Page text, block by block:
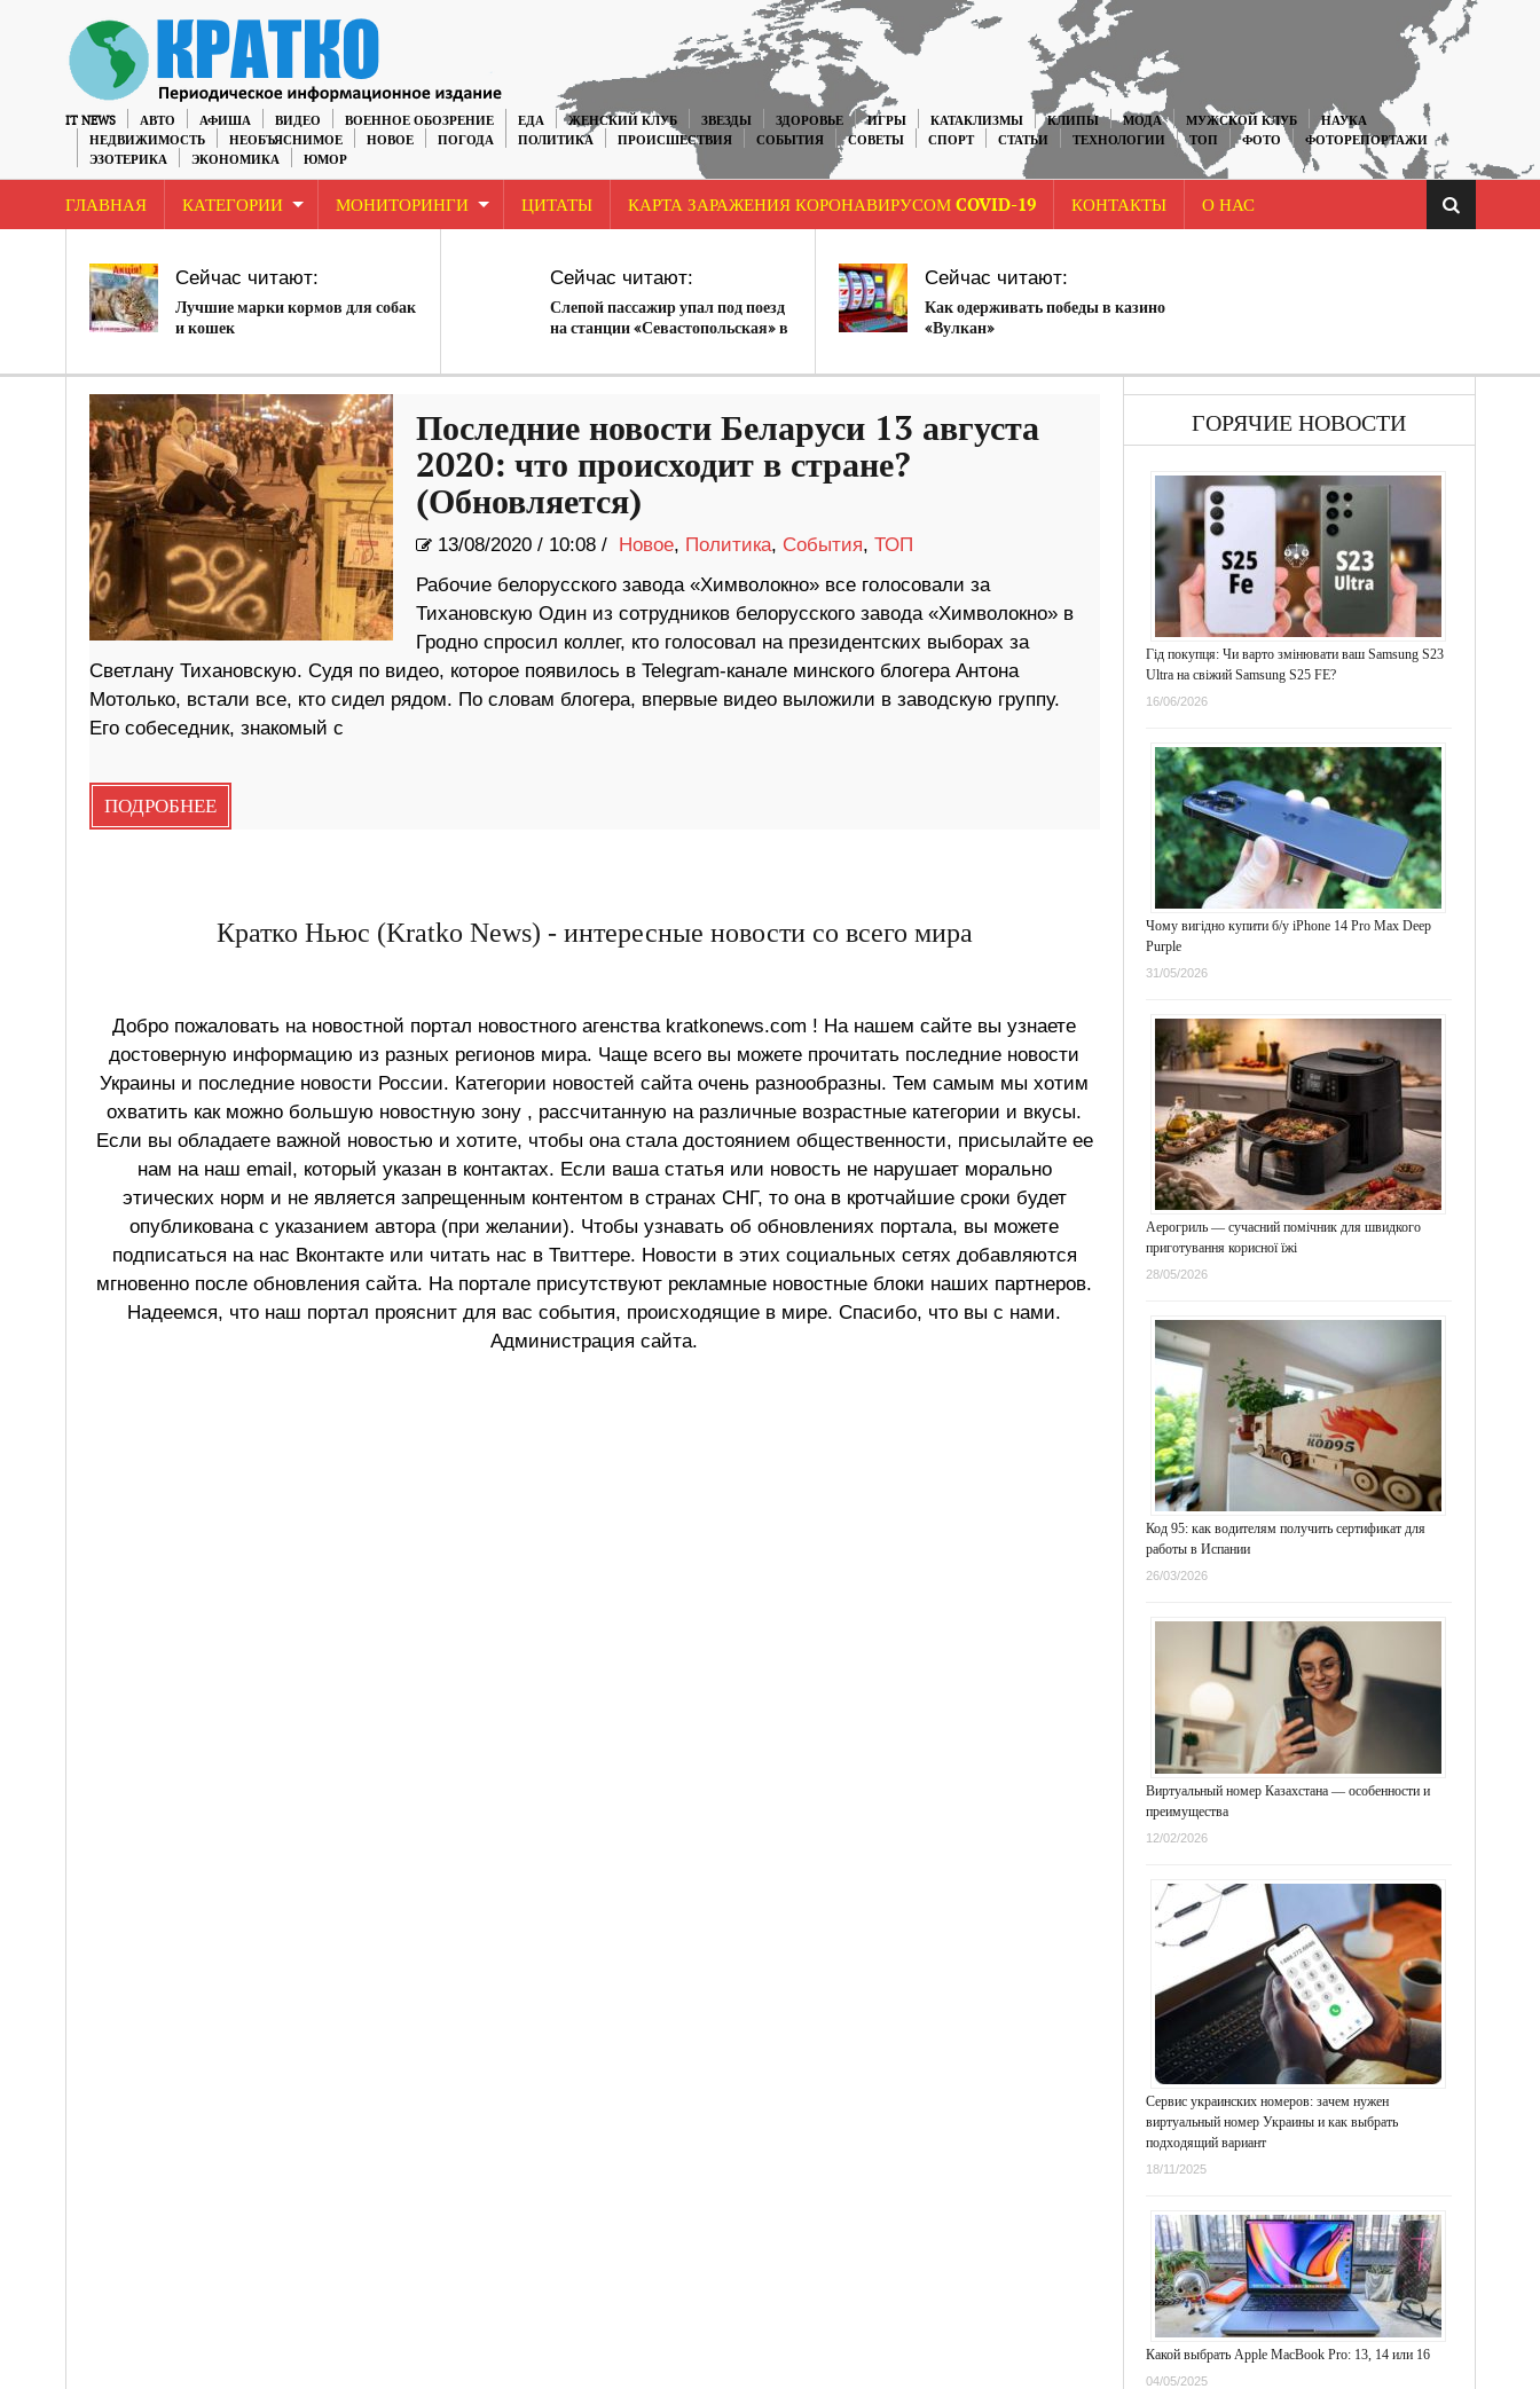
IT NEWS АВТО АФИША ВИДЕО ВОЕННОЕ ОБОЗРЕНИЕ ЕДА ЖЕНСКИЙ КЛУБ ЗВЕЗДЫ ЗДОРОВЬЕ ИГРЫ КАТАКЛИЗМЫ КЛИПЫ МОДА МУЖСКОЙ КЛУБ
НАУКА
НЕДВИЖИМОСТЬ
НЕОБЪЯСНИМОЕ НОВОЕ ПОГОДА ПОЛИТИКА ПРОИСШЕСТВИЯ СОБЫТИЯ СОВЕТЫ СПОРТ СТАТЬИ ТЕХНОЛОГИИ ТОП ФОТО
ФОТОРЕПОРТАЖИ
ЭЗОТЕРИКА
ЭКОНОМИКА ЮМОР
ГЛАВНАЯ КАТЕГОРИИ МОНИТОРИНГИ ЦИТАТЫ КАРТА ЗАРАЖЕНИЯ КОРОНАВИРУСОМ COVID-19 КОНТАКТЫ О НАС
Сейчас читают:
Лучшие марки кормов для собак
и кошек
Сейчас читают:
Слепой пассажир упал под поезд
на станции «Севастопольская» в
Сейчас читают:
Как одерживать победы в казино
«Вулкан»
Последние новости Беларуси 13 августа
2020: что происходит в стране?
(Обновляется)
13/08/2020/ 10:08 / Новое, Политика, События, ТОП
Рабочие белорусского завода «Химволокно» все голосовали за
Тихановскую Один из сотрудников белорусского завода «Химволокно» в
Гродно спросил коллег, кто голосовал на президентских выборах за
Светлану Тихановскую. Судя по видео, которое появилось в Telegram-канале минского блогера Антона
Мотолько, встали все, кто сидел рядом. По словам блогера, впервые видео выложили в заводскую группу.
Его собеседник, знакомый с
ПОДРОБНЕЕ
Кратко Ньюс (Kratko News) - интересные новости со всего мира
Добро пожаловать на новостной портал новостного агенства kratkonews.com ! На нашем сайте вы узнаете
достоверную информацию из разных регионов мира. Чаще всего вы можете прочитать последние новости
Украины и последние новости России. Категории новостей сайта очень разнообразны. Тем самым мы хотим
охватить как можно большую новостную зону , рассчитанную на различные возрастные категории и вкусы.
Если вы обладаете важной новостью и хотите, чтобы она стала достоянием общественности, присылайте ее
нам на наш email, который указан в контактах. Если ваша статья или новость не нарушает морально
этических норм и не является запрещенным контентом в странах СНГ, то она в кротчайшие сроки будет
опубликована с указанием автора (при желании). Чтобы узнавать об обновлениях портала, вы можете
подписаться на нас Вконтакте или читать нас в Твиттере. Новости в этих социальных сетях добавляются
мгновенно после обновления сайта. На портале присутствуют рекламные новостные блоки наших партнеров.
Надеемся, что наш портал прояснит для вас события, происходящие в мире. Спасибо, что вы с нами.
Администрация сайта.
ГОРЯЧИЕ НОВОСТИ
Гід покупця: Чи варто змінювати ваш Samsung S23
Ultra на свіжий Samsung S25 FE?
16/06/2026
Чому вигідно купити б/у iPhone 14 Pro Max Deep
Purple
31/05/2026
Аерогриль — сучасний помічник для швидкого
приготування корисної їжі
28/05/2026
Код 95: как водителям получить сертификат для
работы в Испании
26/03/2026
Виртуальный номер Казахстана — особенности и
преимущества
12/02/2026
Сервис украинских номеров: зачем нужен
виртуальный номер Украины и как выбрать
подходящий вариант
18/11/2025
Какой выбрать Apple MacBook Pro: 13, 14 или 16
04/05/2025